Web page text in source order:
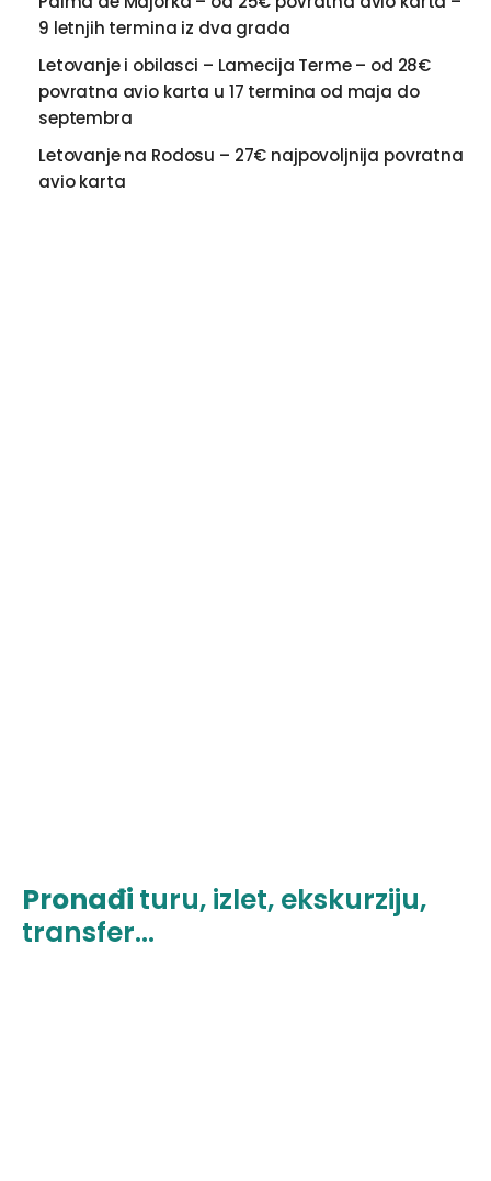
9 letnjih termina iz dva grada
Letovanje i obilasci – Lamecija Terme – od 28€
povratna avio karta u 17 termina od maja do
septembra
Letovanje na Rodosu – 27€ najpovoljnija povratna
avio karta
Pronađi turu, izlet, ekskurziju,
transfer...